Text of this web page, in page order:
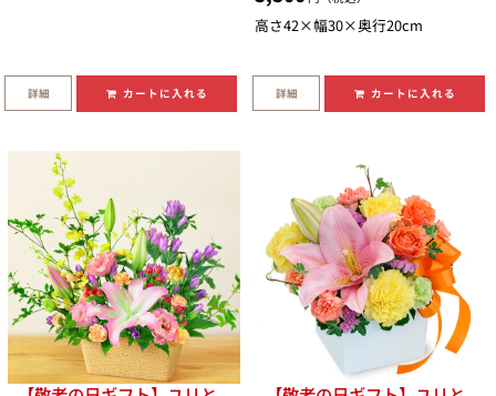
詳細 カートに入れる
高さ42×幅30×奥行20cm
詳細 カートに入れる